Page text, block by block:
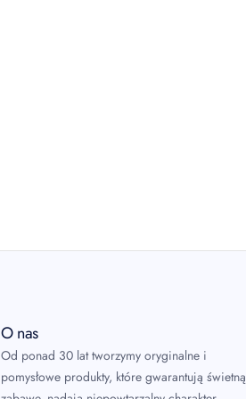
O nas
Od ponad 30 lat tworzymy oryginalne i
pomysłowe produkty, które gwarantują świetną